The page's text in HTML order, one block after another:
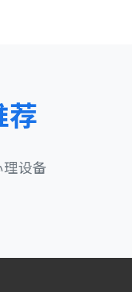
荐
设备